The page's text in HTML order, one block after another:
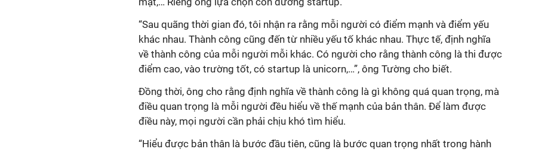
“Sau quãng thời gian đó, tôi nhận ra rằng mỗi người có điểm mạnh và điểm yếu
khác nhau. Thành công cũng đến từ nhiều yếu tố khác nhau. Thực tế, định nghĩa
về thành công của mỗi người mỗi khác. Có người cho rằng thành công là thi được
điểm cao, vào trường tốt, có startup là unicorn,…”, ông Tường cho biết.
Đồng thời, ông cho rằng định nghĩa về thành công là gì không quá quan trọng, mà
điều quan trọng là mỗi người đều hiểu về thế mạnh của bản thân. Để làm được
điều này, mọi người cần phải chịu khó tìm hiểu.
“Hiểu được bản thân là bước đầu tiên, cũng là bước quan trọng nhất trong hành